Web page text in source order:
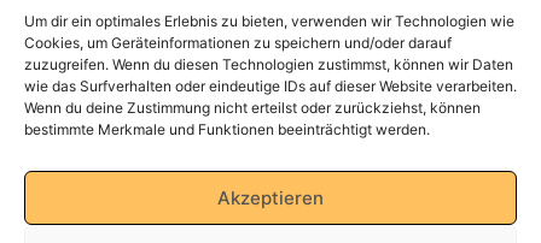
Um dir ein optimales Erlebnis zu bieten, verwenden wir Technologien wie
Cookies, um Geräteinformationen zu speichern und/oder darauf
zuzugreifen. Wenn du diesen Technologien zustimmst, können wir Daten
wie das Surfverhalten oder eindeutige IDs auf dieser Website verarbeiten.
Wenn du deine Zustimmung nicht erteilst oder zurückziehst, können
bestimmte Merkmale und Funktionen beeinträchtigt werden.
Akzeptieren
info@awm-agent.com
kontakt
Datenschutzerklärung